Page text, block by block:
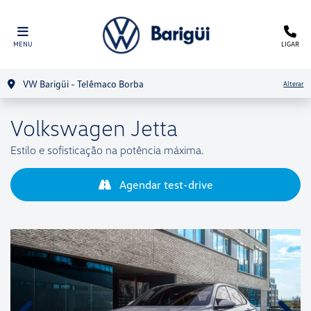
MENU LIGAR
VW Barigüi - Telêmaco Borba Alterar
Volkswagen Jetta
Estilo e sofisticação na potência máxima.
Agendar test-drive